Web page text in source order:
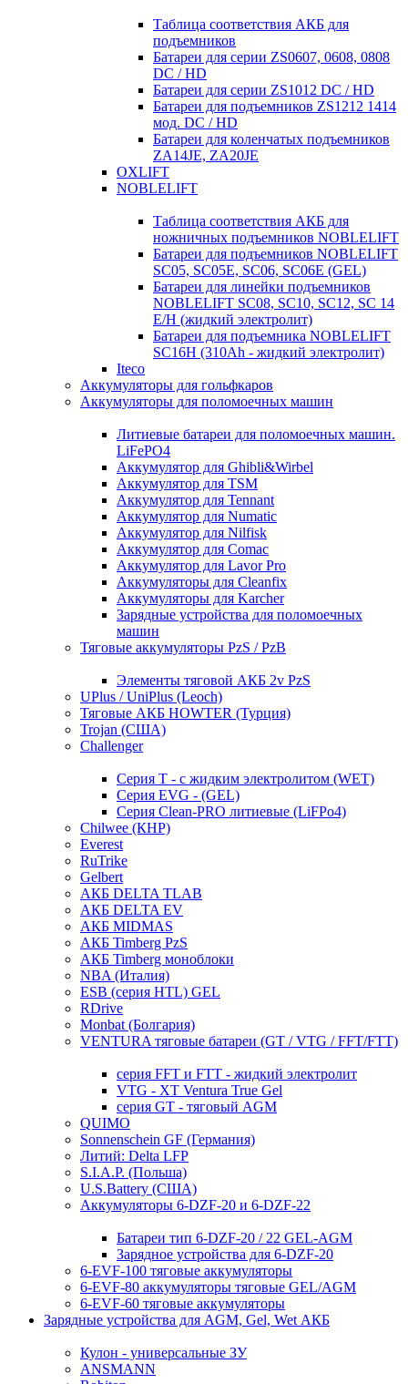
Таблица соответствия АКБ для
подъемников
Батареи для серии ZS0607, 0608, 0808
DC / HD
Батареи для серии ZS1012 DC / HD
Батареи для подъемников ZS1212 1414
мод. DC / HD
Батареи для коленчатых подъемников
ZA14JE, ZA20JE
OXLIFT
NOBLELIFT
Таблица соответствия АКБ для
ножничных подъемников NOBLELIFT
Батареи для подъемников NOBLELIFT
SC05, SC05E, SC06, SC06E (GEL)
Батареи для линейки подъемников
NOBLELIFT SC08, SC10, SC12, SC 14
E/H (жидкий электролит)
Батареи для подъемника NOBLELIFT
SC16H (310Ah - жидкий электролит)
Iteco
Аккумуляторы для гольфкаров
Аккумуляторы для поломоечных машин
Литиевые батареи для поломоечных машин.
LiFePO4
Аккумулятор для Ghibli&Wirbel
Аккумулятор для TSM
Аккумулятор для Tennant
Аккумулятор для Numatic
Аккумулятор для Nilfisk
Аккумулятор для Comac
Аккумулятор для Lavor Pro
Аккумуляторы для Cleanfix
Аккумуляторы для Karcher
Зарядные устройства для поломоечных
машин
Тяговые аккумуляторы PzS / PzB
Элементы тяговой АКБ 2v PzS
UPlus / UniPlus (Leoch)
Тяговые АКБ HOWTER (Турция)
Trojan (США)
Challenger
Серия T - с жидким электролитом (WET)
Серия EVG - (GEL)
Серия Clean-PRO литиевые (LiFPo4)
Chilwee (КНР)
Everest
RuTrike
Gelbert
АКБ DELTA TLAB
АКБ DELTA EV
АКБ MIDMAS
АКБ Timberg PzS
АКБ Timberg моноблоки
NBA (Италия)
ESB (серия HTL) GEL
RDrive
Monbat (Болгария)
VENTURA тяговые батареи (GT / VTG / FFT/FTT)
серия FFT и FTT - жидкий электролит
VTG - XT Ventura True Gel
серия GT - тяговый AGM
QUIMO
Sonnenschein GF (Германия)
Литий: Delta LFP
S.I.A.P. (Польша)
U.S.Battery (США)
Аккумуляторы 6-DZF-20 и 6-DZF-22
Батареи тип 6-DZF-20 / 22 GEL-AGM
Зарядное устройства для 6-DZF-20
6-EVF-100 тяговые аккумуляторы
6-EVF-80 аккумуляторы тяговые GEL/AGM
6-EVF-60 тяговые аккумуляторы
Зарядные устройства для AGM, Gel, Wet АКБ
Кулон - универсальные ЗУ
ANSMANN